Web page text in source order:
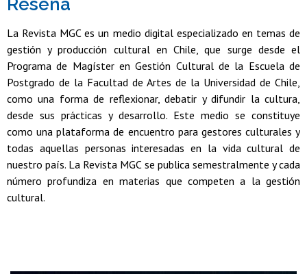
Reseña
La Revista MGC es un medio digital especializado en temas de
gestión y producción cultural en Chile, que surge desde el
Programa de Magíster en Gestión Cultural de la Escuela de
Postgrado de la Facultad de Artes de la Universidad de Chile,
como una forma de reflexionar, debatir y difundir la cultura,
desde sus prácticas y desarrollo. Este medio se constituye
como una plataforma de encuentro para gestores culturales y
todas aquellas personas interesadas en la vida cultural de
nuestro país. La Revista MGC se publica semestralmente y cada
número profundiza en materias que competen a la gestión
cultural.